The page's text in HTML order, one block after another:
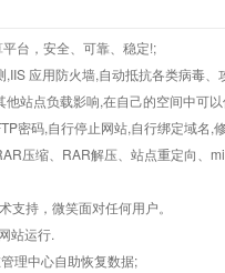
台，安全、可靠、稳定!;
应用防火墙,自动抵抗各类病毒、
站点负载影响,在自己的空间中可
密码,自行停止网站,自行绑定域名,
压缩、RAR解压、站点重定向、
持，微笑面对任何用户。
站运行.
理中心自助恢复数据;